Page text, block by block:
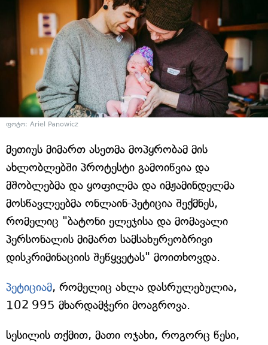
ფოტო: Ariel Panowicz
მეთიუს მიმართ ასეთმა მოპყრობამ მის
ახლობლებში პროტესტი გამოიწვია და
მშობლებმა და ყოფილმა და იმჟამინდელმა
მოსწავლეებმა ონლაინ-პეტიცია შექმნეს,
რომელიც "ბატონი ელეჯისა და მომავალი
პერსონალის მიმართ სამსახურეობრივი
დისკრიმინაციის შეწყვეტას" მოითხოვდა.
პეტიციამ, რომელიც ახლა დასრულებულია,
102 995 მხარდამჭერი მოაგროვა.
სესილის თქმით, მათი ოჯახი, როგორც წესი,